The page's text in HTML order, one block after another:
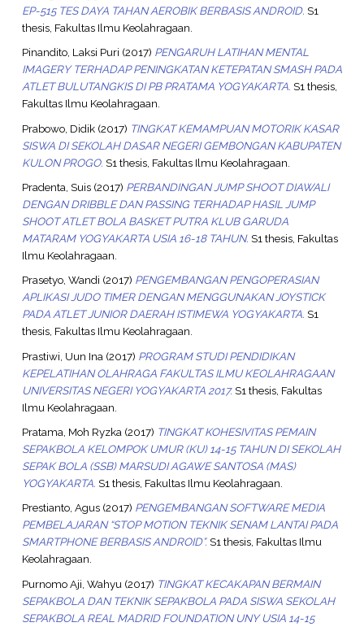
EP-515 TES DAYA TAHAN AEROBIK BERBASIS ANDROID. S1
thesis, Fakultas Ilmu Keolahragaan.
Pinandito, Laksi Puri (2017) PENGARUH LATIHAN MENTAL
IMAGERY TERHADAP PENINGKATAN KETEPATAN SMASH PADA
ATLET BULUTANGKIS DI PB PRATAMA YOGYAKARTA. S1 thesis,
Fakultas Ilmu Keolahragaan.
Prabowo, Didik(2017) TINGKAT KEMAMPUAN MOTORIK KASAR
SISWA DI SEKOLAH DASAR NEGERI GEMBONGAN KABUPATEN
KULON PROGO. S1 thesis, Fakultas Ilmu Keolahragaan.
Pradenta, Suis(2017) PERBANDINGAN JUMP SHOOT DIAWALI
DENGAN DRIBBLE DAN PASSING TERHADAP HASIL JUMP
SHOOT ATLET BOLA BASKET PUTRA KLUB GARUDA
MATARAM YOGYAKARTA USIA 16-18 TAHUN. S1 thesis, Fakultas
Ilmu Keolahragaan.
Prasetyo, Wandi (2017) PENGEMBANGAN PENGOPERASIAN
APLIKASI JUDO TIMER DENGAN MENGGUNAKAN JOYSTICK
PADA ATLET JUNIOR DAERAH ISTIMEWA YOGYAKARTA. S1
thesis, Fakultas Ilmu Keolahragaan.
Prastiwi, Uun Ina (2017) PROGRAM STUDI PENDIDIKAN
KEPELATIHAN OLAHRAGA FAKULTAS ILMU KEOLAHRAGAAN
UNIVERSITAS NEGERI YOGYAKARTA 2017.S1 thesis, Fakultas
Ilmu Keolahragaan.
Pratama, Moh Ryzka (2017) TINGKAT KOHESIVITAS PEMAIN
SEPAKBOLA KELOMPOK UMUR (KU) 14-15 TAHUN DI SEKOLAH
SEPAK BOLA (SSB) MARSUDI AGAWE SANTOSA (MAS)
YOGYAKARTA. S1 thesis, Fakultas Ilmu Keolahragaan.
Prestianto, Agus(2017) PENGEMBANGAN SOFTWARE MEDIA
PEMBELAJARAN “STOP MOTION TEKNIK SENAM LANTAI PADA
SMARTPHONE BERBASIS ANDROID”.S1 thesis, Fakultas Ilmu
Keolahragaan.
Purnomo Aji, Wahyu (2017) TINGKAT KECAKAPAN BERMAIN
SEPAKBOLA DAN TEKNIK SEPAKBOLA PADA SISWA SEKOLAH
SEPAKBOLA REAL MADRID FOUNDATION UNY USIA 14-15